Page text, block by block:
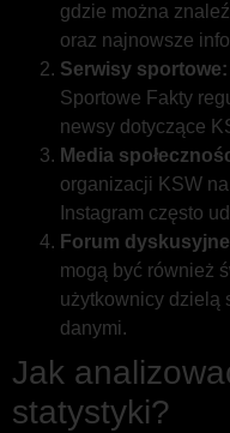
gdzie można
oraz najnowsze
Serwisy sportowe:
Sportowe Fakty
newsy dotyczące
Media
organizacji KSW
Instagram często
Forum
mogą być również
użytkownicy dzielą
danymi.
Jak
statystyki?